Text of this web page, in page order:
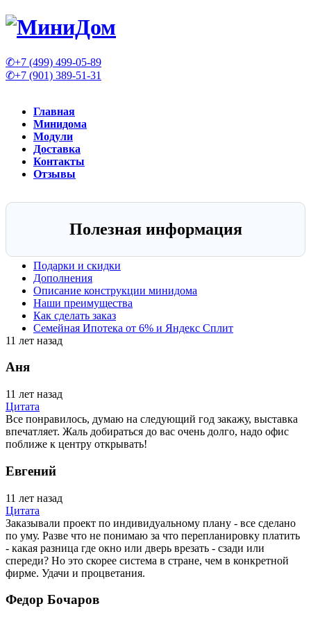
✆+7 (499) 499-05-89
✆+7 (901) 389-51-31
Главная
Минидома
Модули
Доставка
Контакты
Отзывы
Полезная информация
Подарки и скидки
Дополнения
Описание конструкции минидома
Наши преимущества
Как сделать заказ
Семейная Ипотека от 6% и Яндекс Сплит
11 лет назад
Аня
11 лет назад
Цитата
Все понравилось, думаю на следующий год закажу, выставка
впечатляет. Жаль добираться до вас очень долго, надо офис
поближе к центру открывать!
Евгений
11 лет назад
Цитата
Заказывали проект по индивидуальному плану - все сделано
по уму. Разве что не понимаю за что перепланировку платить
- какая разница где окно или дверь врезать - сзади или
спереди? Но это скорее система в стране, чем в конкретной
фирме. Удачи и процветания.
Федор Бочаров